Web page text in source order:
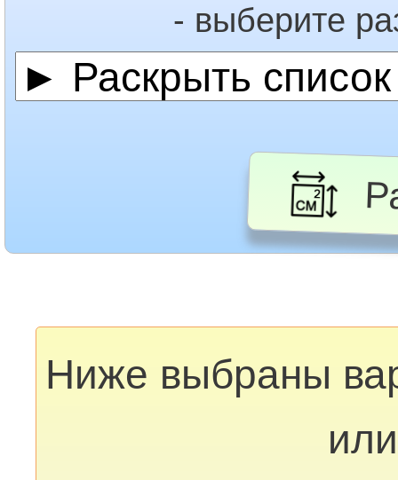
- выберите
Ниже выбраны